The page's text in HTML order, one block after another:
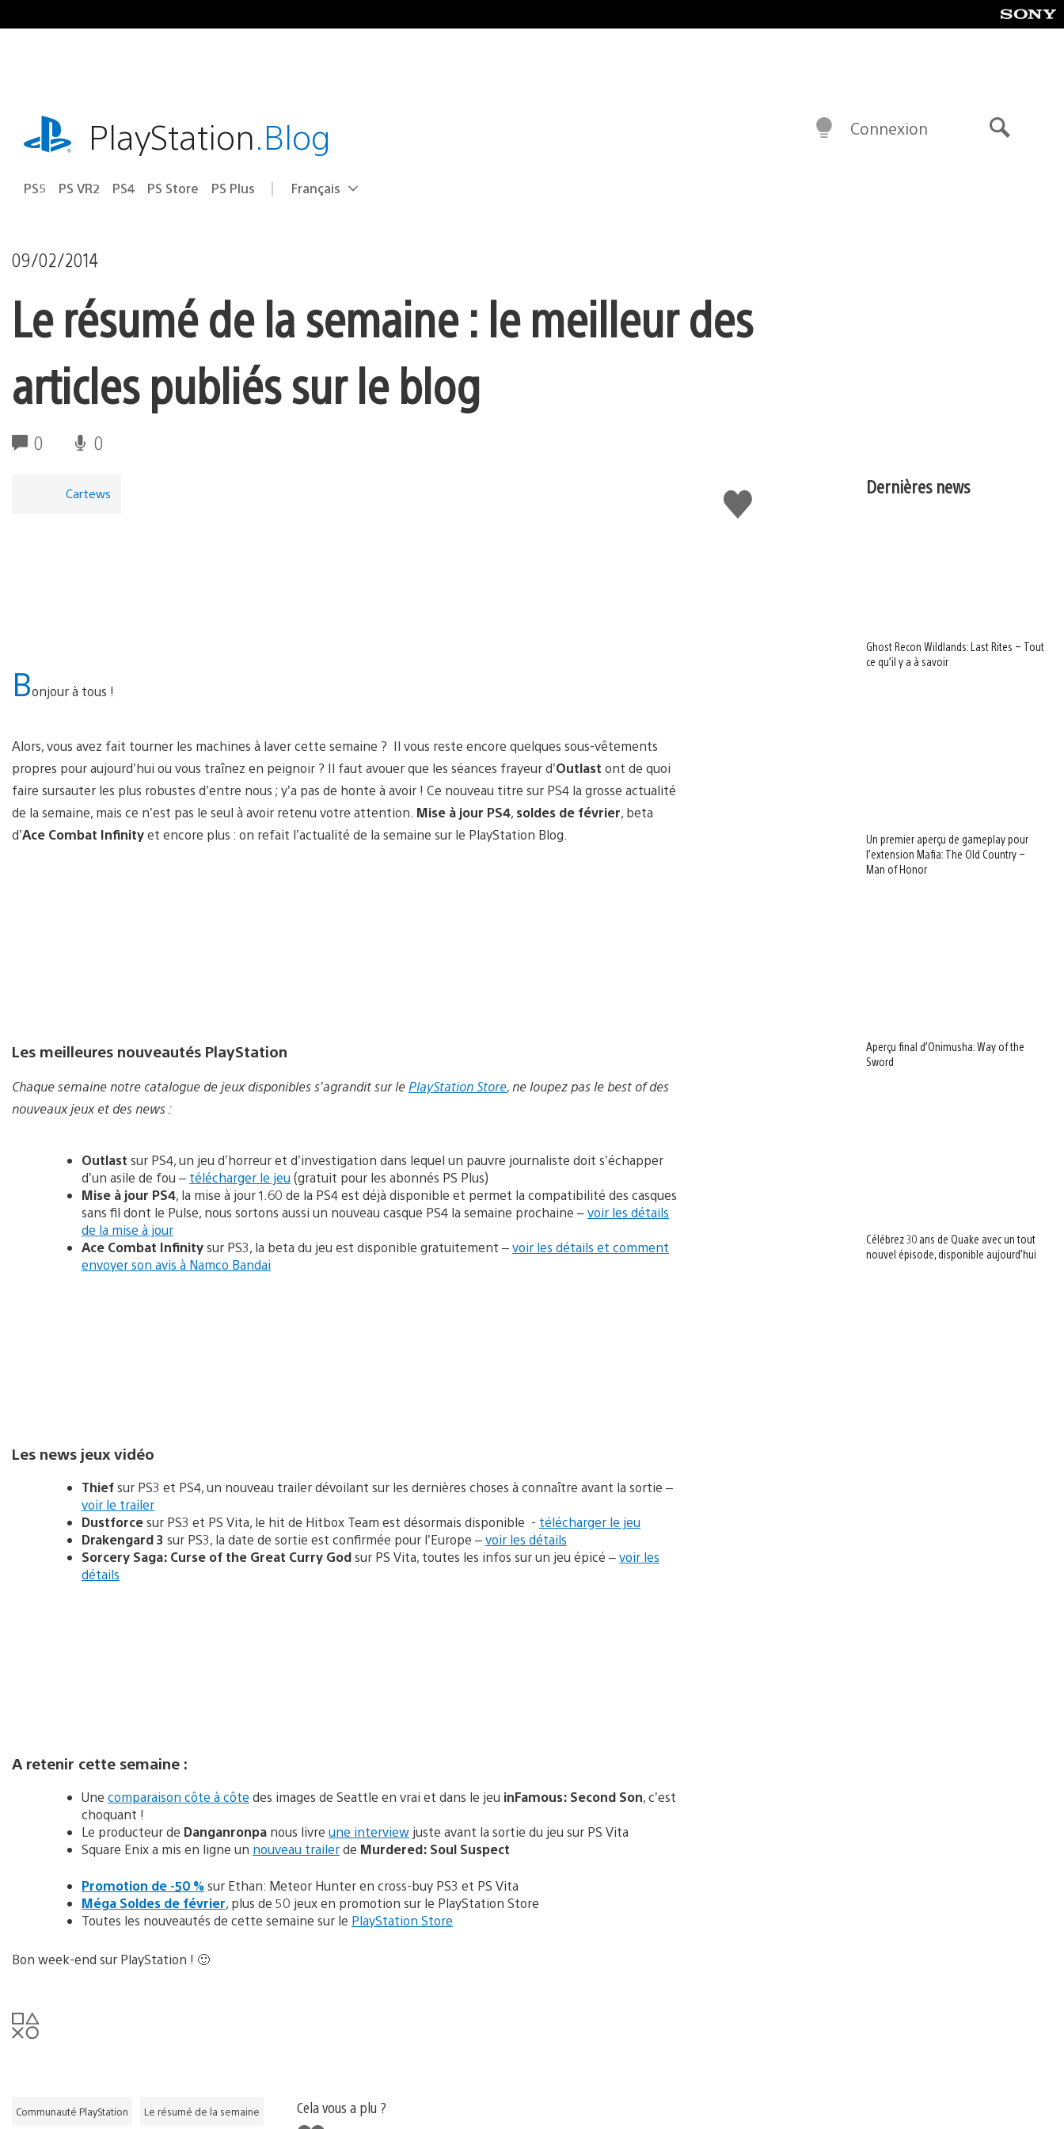
au
playstation.comPlayStation.Blog
PS5 PS VR2 PS4 PS Store PS Plus Choisir
Région
Français
Connexion
09/02/2014
Le résumé de la semaine : le meilleur des
articles publiés sur le blog
0 0
J'aime
Cartews
Bonjour à tous !
Alors, vous avez fait tourner les machines à laver cette semaine ? Il vous reste encore quelques sous-vêtements
propres pour aujourd’hui ou vous traînez en peignoir ? Il faut avouer que les séances frayeur d’Outlast ont de quoi
faire sursauter les plus robustes d’entre nous ; y’a pas de honte à avoir ! Ce nouveau titre sur PS4 la grosse actualité
de la semaine, mais ce n’est pas le seul à avoir retenu votre attention. Mise à jour PS4, soldes de février, beta
d’Ace Combat Infinityet encore plus : on refait l’actualité de la semaine sur le PlayStation Blog.
Les meilleures nouveautés PlayStation
Chaque semaine notre catalogue de jeux disponibless’agranditsur lePlayStation Store, ne loupez pas le best of des
nouveaux jeux et des news :
Outlast sur PS4, un jeu d’horreur et d’investigation dans lequel un pauvre journaliste doit s’échapper
d’un asile de fou – télécharger le jeu (gratuit pour les abonnés PS Plus)
Mise à jour PS4, la mise à jour 1.60 de la PS4 est déjà disponible et permet la compatibilité des casques
sans fil dont le Pulse, nous sortons aussi un nouveau casque PS4 la semaine prochaine –voir les détails
de la mise à jour
Ace Combat Infinitysur PS3, la beta du jeu est disponible gratuitement –voir les détails et comment
envoyer son avis à Namco Bandai
Les news jeux vidéo
Thiefsur PS3 et PS4, un nouveau trailer dévoilant sur les dernières choses à connaître avant la sortie –
voir le trailer
Dustforcesur PS3 et PS Vita, le hit de Hitbox Team est désormais disponible - télécharger le jeu
Drakengard 3 sur PS3, la date de sortie est confirmée pour l’Europe –voir les détails
Sorcery Saga: Curse of the Great Curry Godsur PS Vita, toutes les infos sur un jeu épicé –voir les
détails
A retenir cette semaine :
Une comparaison côte à côte des images de Seattle en vrai et dans le jeu inFamous: Second Son, c’est
choquant !
Le producteur de Danganronpa nous livre une interview juste avant la sortie du jeu sur PS Vita
Square Enix a mis en ligne un nouveau trailerde Murdered: Soul Suspect
Promotion de -50 %sur Ethan: Meteor Hunter en cross-buy PS3 et PS Vita
Méga Soldes de février, plus de 50 jeux en promotion sur le PlayStation Store
Toutes les nouveautés de cette semaine sur le PlayStation Store
Bon week-end sur PlayStation ! 🙂
Communauté PlayStation Le résumé de la semaine
Cela vous a plu ?
Dernières news
Ghost Recon Wildlands: Last Rites – Tout
ce qu’il y a à savoir
Un premier aperçu de gameplay pour
l’extension Mafia: The Old Country –
Man of Honor
Aperçu final d’Onimusha: Way of the
Sword
Célébrez 30 ans de Quake avec un tout
nouvel épisode, disponible aujourd’hui